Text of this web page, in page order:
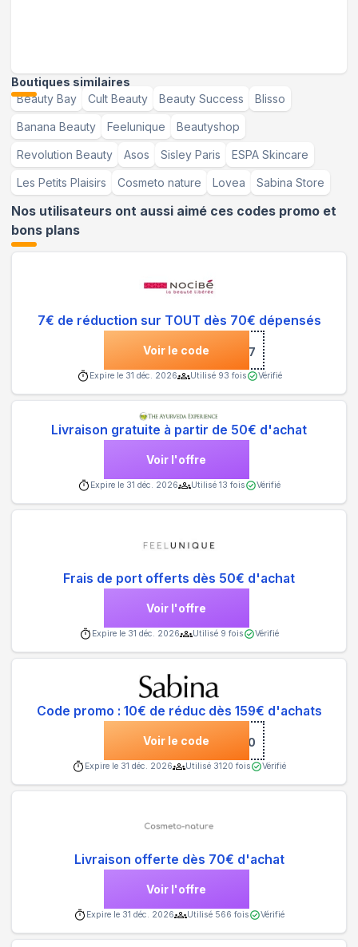
Boutiques similaires
Beauty Bay
Cult Beauty Beauty Success Blisso
Banana Beauty Feelunique Beautyshop
Revolution Beauty Asos Sisley Paris ESPA Skincare
Les Petits Plaisirs Cosmeto nature Lovea Sabina Store
Nos utilisateurs ont aussi aimé ces codes promo et
bons plans
7€ de réduction sur TOUT dès 70€ dépensés
Voir le code ***697
Expire le 31 déc. 2026 Utilisé 93 fois Vérifié
Livraison gratuite à partir de 50€ d'achat
Voir l'offre
Expire le 31 déc. 2026 Utilisé 13 fois Vérifié
Frais de port offerts dès 50€ d'achat
Voir l'offre
Expire le 31 déc. 2026 Utilisé 9 fois Vérifié
Code promo : 10€ de réduc dès 159€ d'achats
Voir le code***INE10
Expire le 31 déc. 2026 Utilisé 3120 fois Vérifié
Livraison offerte dès 70€ d'achat
Voir l'offre
Expire le 31 déc. 2026 Utilisé 566 fois Vérifié